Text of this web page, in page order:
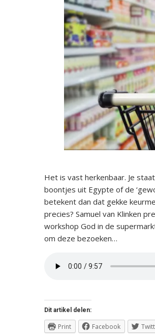
Het is vast herkenbaar. Je
boontjes uit Egypte of de
betekent dan dat gekke
precies? Samuel van Klinken
workshop God in de
om deze bezoeken…
Dit artikel delen:
Print Facebook